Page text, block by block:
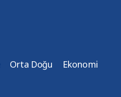
Orta Doğu Ekonomi